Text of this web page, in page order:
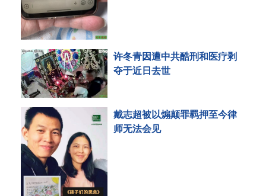
许冬青因遭中共酷刑和医疗剥
夺于近日去世
戴志超被以煽颠罪羁押至今律
师无法会见